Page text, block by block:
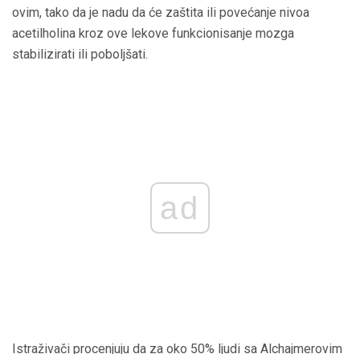
ovim, tako da je nadu da će zaštita ili povećanje nivoa
acetilholina kroz ove lekove funkcionisanje mozga
stabilizirati ili poboljšati.
ad
Istraživači procenjuju da za oko 50% ljudi sa Alchajmerovim